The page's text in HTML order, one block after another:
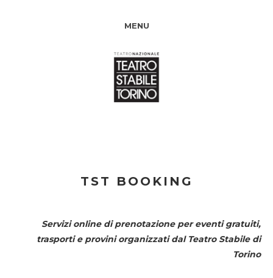
MENU
TST BOOKING
Servizi online di prenotazione per eventi gratuiti,
trasporti e provini organizzati dal Teatro Stabile di
Torino